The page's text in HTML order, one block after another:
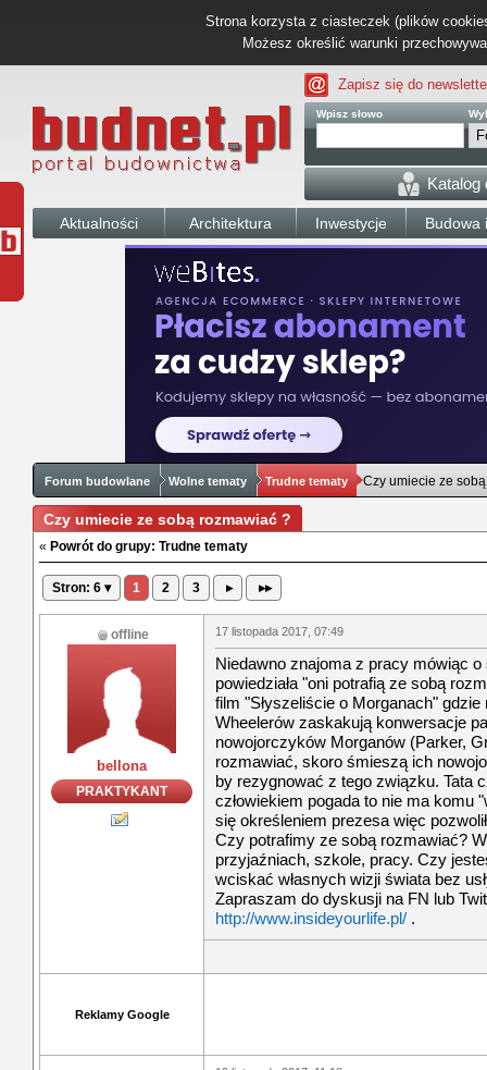
Strona korzysta z ciasteczek (plików
Możesz określić warunki
Zapisz się do
Wpisz słowo
Katalog
Aktualności Architektura Inwestycje Budowa
Forum budowlane Wolne tematy Trudne tematy Czy umiecie ze
Czy umiecie ze sobą rozmawiać ?
« Powrót do grupy: Trudne tematy
Stron: 6 ▾ 1 2 3 ▸ ▸▸
offline
bellona
PRAKTYKANT
17 listopada 2017, 07:49
Niedawno znajoma z pracy mówiąc o
powiedziała "oni potrafią ze sobą
film "Słyszeliście o Morganach"
Wheelerów zaskakują konwersacje
nowojorczyków Morganów (Parker,
rozmawiać, skoro śmieszą ich
by rezygnować z tego związku. Tata
człowiekiem pogada to nie ma komu
się określeniem prezesa więc
Czy potrafimy ze sobą rozmawiać?
przyjaźniach, szkole, pracy. Czy
wciskać własnych wizji świata bez
Zapraszam do dyskusji na FN lub
http://www.insideyourlife.pl/ .
Reklamy Google